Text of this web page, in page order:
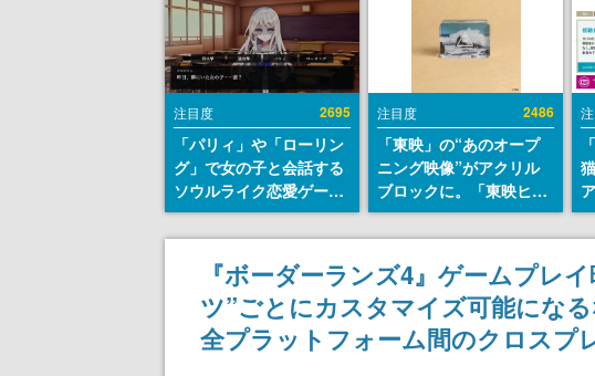
注目度 2695
「パリィ」や「ローリン
グ」で女の子と会話する
ソウルライク恋愛ゲーム
『小早川さんはソウルラ
イク』無料公開。返事に
失敗すると「YOU
DIED」
注目度 2486
「東映」の“あのオープ
ニング映像”がアクリル
ブロックに。「東映ヒス
トリカル グッズコレクシ
ョン」が8月下旬より発
す
『ボーダーランズ4』ゲームプレ
ツ”ごとにカスタマイズ可能にな
全プラットフォーム間のクロスプ